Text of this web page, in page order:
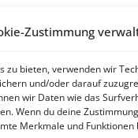
Zustimmung
zu bieten, verwenden wir
und/oder darauf
wir Daten wie das
Wenn du deine
Merkmale und